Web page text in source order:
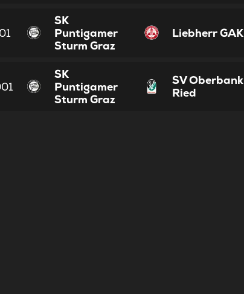
SK
Puntigamer
Sturm Graz
Liebherr GAK
SK
Puntigamer
Sturm Graz
SV Oberbank
Ried